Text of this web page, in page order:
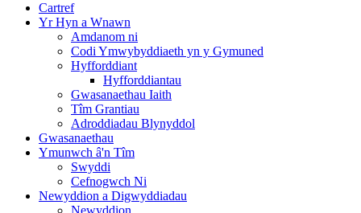
Cartref
Yr Hyn a Wnawn
Amdanom ni
Codi Ymwybyddiaeth yn y Gymuned
Hyfforddiant
Hyfforddiantau
Gwasanaethau Iaith
Tîm Grantiau
Adroddiadau Blynyddol
Gwasanaethau
Ymunwch â'n Tîm
Swyddi
Cefnogwch Ni
Newyddion a Digwyddiadau
Newyddion